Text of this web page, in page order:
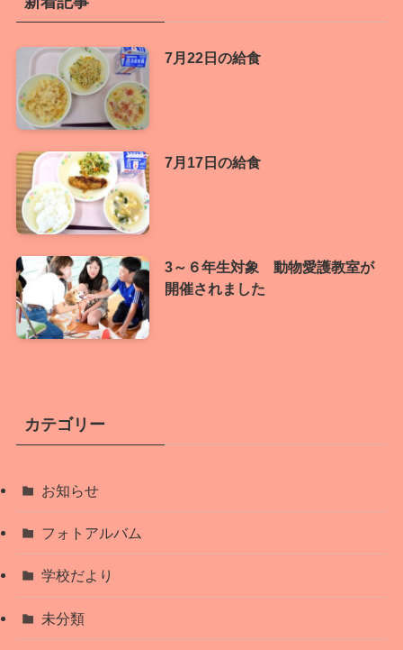
新着記事
カテゴリー
お知らせ
フォトアルバム